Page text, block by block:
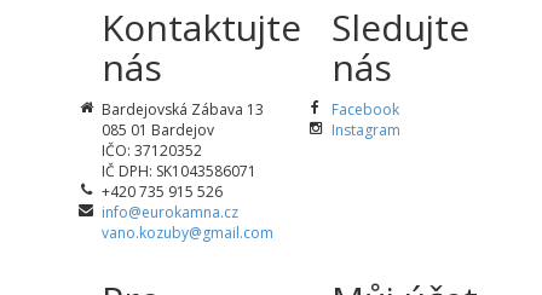
Kontaktujte
nás
Bardejovská Zábava 13
085 01 Bardejov
IČO: 37120352
IČ DPH: SK1043586071
+420 735 915 526
info@eurokamna.cz
vano.kozuby@gmail.com
Sledujte
nás
Facebook
Instagram